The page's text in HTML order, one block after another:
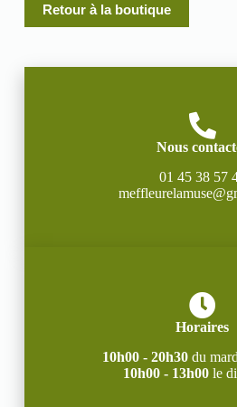
Retour à la boutique
Nous
01 45 38 57
Horaires
10h00 - 20h30du
10h00 - 13h00 le